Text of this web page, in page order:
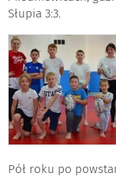
Słupia 3:3.
Pół roku po